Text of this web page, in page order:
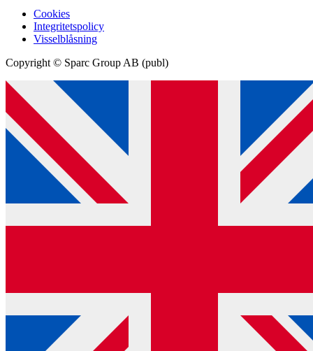
Cookies
Integritetspolicy
Visselblåsning
Copyright © Sparc Group AB (publ)